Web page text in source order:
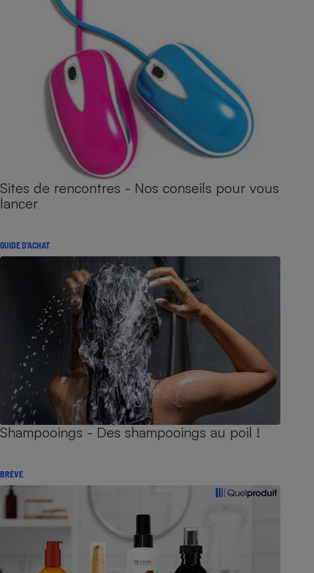
Sites de rencontres - Nos conseils pour vous
lancer
GUIDE D'ACHAT
Shampooings - Des shampooings au poil !
BRÈVE